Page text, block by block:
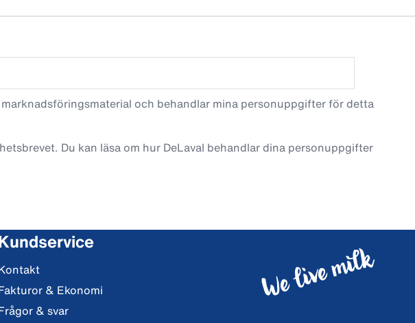
och behandlar mina personuppgifter för detta
Du kan läsa om hur DeLaval behandlar dina personuppgifter
& Ekonomi
& svar